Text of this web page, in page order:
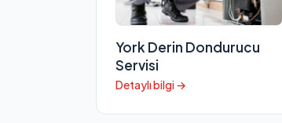
York Derin Dondurucu
Servisi
Detaylı bilgi →